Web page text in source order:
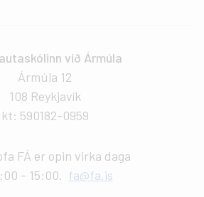
við Ármúla
Ármúla 12
108 Reykjavík
kt: 590182-0959
FÁ er opin virka daga
- 15:00. fa@fa.is